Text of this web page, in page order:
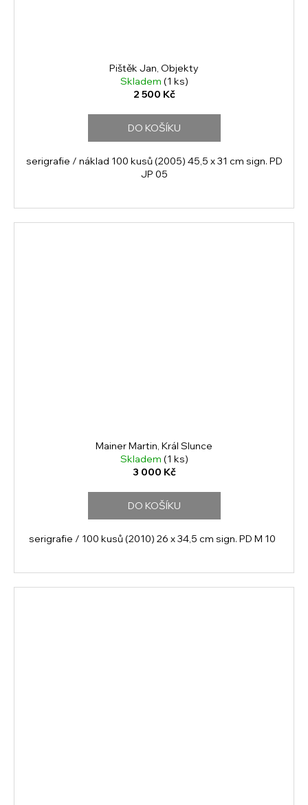
Pištěk Jan, Objekty
Skladem (1 ks)
2 500 Kč
DO KOŠÍKU
serigrafie / náklad 100 kusů (2005) 45,5 x 31 cm sign. PD
JP 05
Mainer Martin, Král Slunce
Skladem (1 ks)
3 000 Kč
DO KOŠÍKU
serigrafie / 100 kusů (2010) 26 x 34,5 cm sign. PD M 10